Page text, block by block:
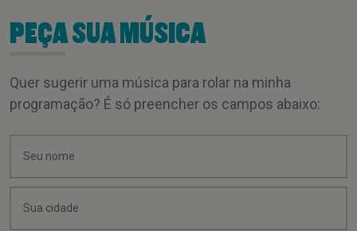
PEÇA SUA MÚSICA
Quer sugerir uma música para rolar na minha
programação? É só preencher os campos abaixo: